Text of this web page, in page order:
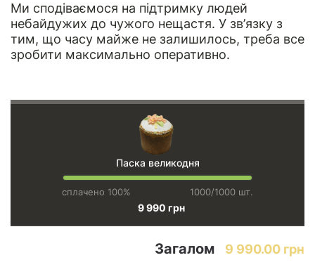
Ми сподіваємося на підтримку людей
небайдужих до чужого нещастя. У зв’язку з
тим, що часу майже не залишилось, треба все
зробити максимально оперативно.
Паска великодня
сплачено 100% 1000/1000 шт.
9 990 грн
Загалом 9 990.00 грн